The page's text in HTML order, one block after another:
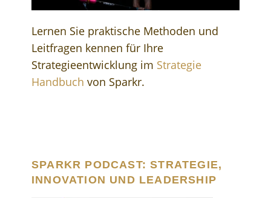
Lernen Sie praktische Methoden und
Leitfragen kennen für Ihre
Strategieentwicklung im Strategie
Handbuch von Sparkr.
SPARKR PODCAST: STRATEGIE,
INNOVATION UND LEADERSHIP